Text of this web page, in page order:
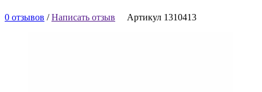
0 отзывов /Написать отзыв Артикул 1310413